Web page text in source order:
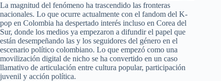
La magnitud del fenómeno ha trascendido las fronteras
nacionales. Lo que ocurre actualmente con el fandom del K-
pop en Colombia ha despertado interés incluso en Corea del
Sur, donde los medios ya empezaron a difundir el papel que
están desempeñando las y los seguidores del género en el
escenario político colombiano. Lo que empezó como una
movilización digital de nicho se ha convertido en un caso
llamativo de articulación entre cultura popular, participación
juvenil y acción política.